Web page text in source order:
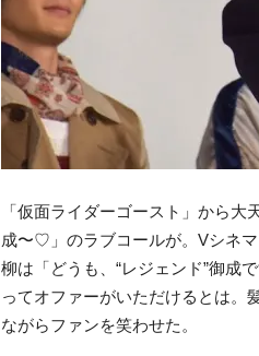
「仮面ライダーゴースト」から
成〜♡」のラブコールが。Vシネ
柳は「どうも、“レジェンド”御成
ってオファーがいただけるとは。
ながらファンを笑わせた。